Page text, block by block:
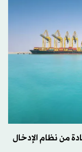
من نظام الإدخال